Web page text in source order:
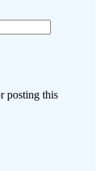
posting this